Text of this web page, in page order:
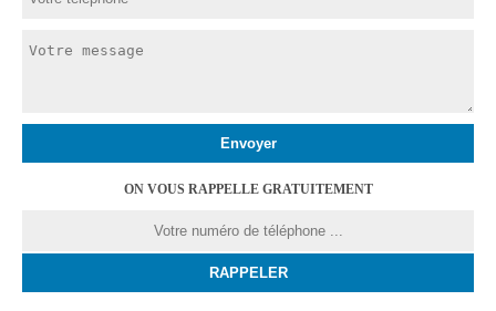
ON VOUS RAPPELLE GRATUITEMENT